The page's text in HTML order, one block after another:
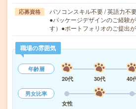
応募資格
パソコンスキル不要 / 英語力不
●パッケージデザインのご経験
す）●ポートフォリオのご提出
職場の雰囲気
年齢層
20代
30代 40
男女比率
女性